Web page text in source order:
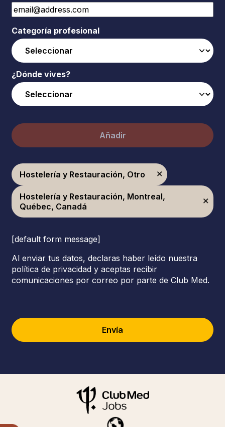
Categoría profesional
¿Dónde vives?
Añadir
Hostelería y Restauración, Otro
Hostelería y Restauración, Montreal,
Québec, Canadá
[default form message]
Al enviar tus datos, declaras haber leído nuestra
política de privacidad y aceptas recibir
comunicaciones por correo por parte de Club Med.
Envía